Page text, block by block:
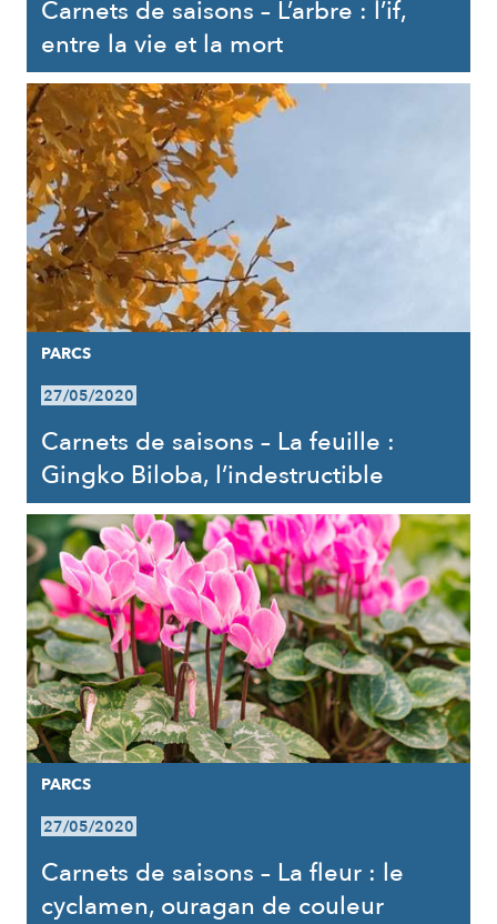
Carnets de saisons – L’arbre : l’if,
entre la vie et la mort
PARCS
27/05/2020
Carnets de saisons – La feuille :
Gingko Biloba, l’indestructible
PARCS
27/05/2020
Carnets de saisons – La fleur : le
cyclamen, ouragan de couleur